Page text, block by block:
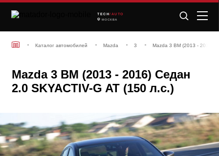
TECH /AUTO
МОСКВА
Каталог автомобилей Mazda 3 Mazda 3 BM (2013 - 2016)
Mazda 3 BM (2013 - 2016) Седан
2.0 SKYACTIV-G AT (150 л.с.)